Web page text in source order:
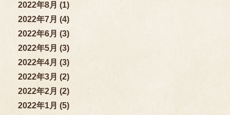
2022年8月 (1)
2022年7月 (4)
2022年6月 (3)
2022年5月 (3)
2022年4月 (3)
2022年3月 (2)
2022年2月 (2)
2022年1月 (5)